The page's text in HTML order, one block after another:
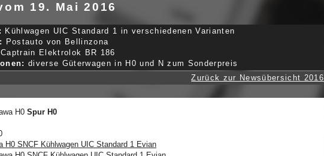
19. Mai 2016
Kühlwagen UIC Standard 1 in verschiedenen Varianten
Postauto von Bellinzona
Captrain Elektrolok BR 186
diverse Güterwagen in H0 und N zum Sonderpreis
Zurück zur Newsübersicht 2016
Spur H0
H0 SNCF Kühlwagen UIC Standard 1 Evian